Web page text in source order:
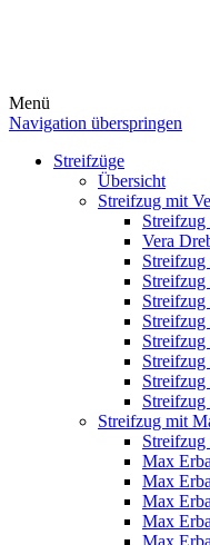
Menü
Navigation überspringen
Streifzüge
Übersicht
Streifzug mit
Vera
Streifzug
Streifzug
Streifzug mit
Max
Max
Max
Max
Max